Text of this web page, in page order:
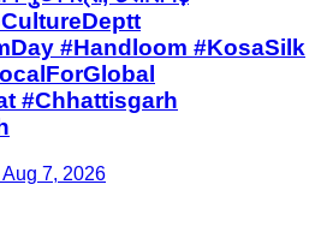
#Handloom #KosaSilk
#Chhattisgarh
7, 2026